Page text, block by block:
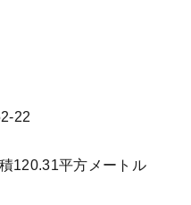
22
120.31平方メートル